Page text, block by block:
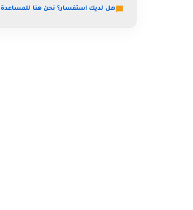
هل لديك استفسار؟ نحن هنا للمساعدة